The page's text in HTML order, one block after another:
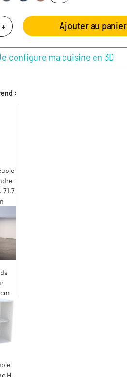
+ Ajouter au panier
configure ma cuisine en 3D
:
71,7
H.